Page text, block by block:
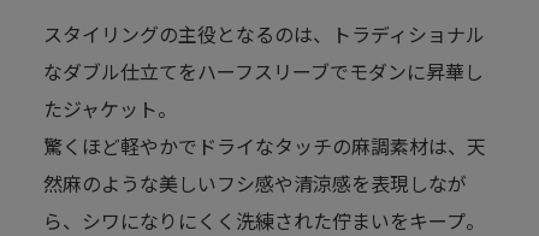
スタイリングの主役となるのは、トラディショナル
なダブル仕立てをハーフスリーブでモダンに昇華し
たジャケット。
驚くほど軽やかでドライなタッチの麻調素材は、天
然麻のような美しいフシ感や清涼感を表現しなが
ら、シワになりにくく洗練された佇まいをキープ。